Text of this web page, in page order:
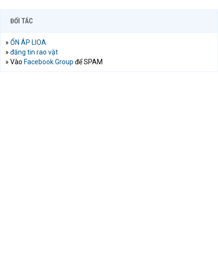
ĐỐI TÁC
» ỔN ÁP LIOA
» đăng tin rao vặt
» Vào Facebook Group để SPAM